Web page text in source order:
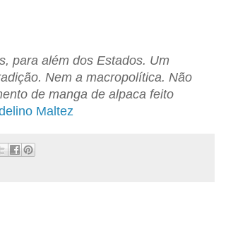
para além dos Estados. Um
Nem a macropolítica. Não
de manga de alpaca feito
Maltez